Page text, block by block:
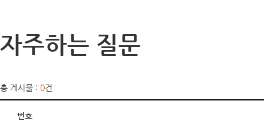
자주하는 질문
총 게시물 : 0건
번호